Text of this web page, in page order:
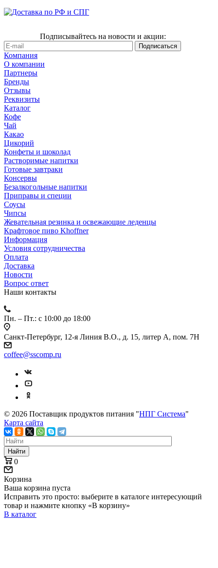
Подписывайтесь на новости и акции:
Компания
О компании
Партнеры
Бренды
Отзывы
Реквизиты
Каталог
Кофе
Чай
Какао
Цикорий
Конфеты и шоколад
Растворимые напитки
Готовые завтраки
Консервы
Безалкогольные напитки
Приправы и специи
Соусы
Чипсы
Жевательная резинка и освежающие леденцы
Крафтовое пиво Khoffner
Информация
Условия сотрудничества
Оплата
Доставка
Новости
Вопрос ответ
Наши контакты
Пн. – Пт.: с 10:00 до 18:00
Санкт-Петербург, 12-я Линия В.О., д. 15, литер А, пом. 7Н
coffee@sscomp.ru
© 2026 Поставщик продуктов питания "НПГ Система"
Карта сайта
Найти
0
Корзина
Ваша корзина пуста
Исправить это просто: выберите в каталоге интересующий
товар и нажмите кнопку «В корзину»
В каталог